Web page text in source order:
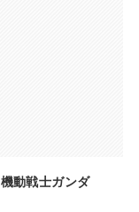
動戦士ガンダ